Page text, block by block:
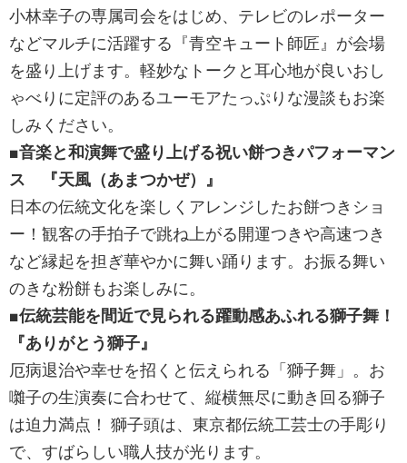
小林幸子の専属司会をはじめ、テレビのレポーター
などマルチに活躍する『青空キュート師匠』が会場
を盛り上げます。軽妙なトークと耳心地が良いおし
ゃべりに定評のあるユーモアたっぷりな漫談もお楽
しみください。
■音楽と和演舞で盛り上げる祝い餅つきパフォーマン
ス 『天風（あまつかぜ）』
日本の伝統文化を楽しくアレンジしたお餅つきショ
ー！観客の手拍子で跳ね上がる開運つきや高速つき
など縁起を担ぎ華やかに舞い踊ります。お振る舞い
のきな粉餅もお楽しみに。
■伝統芸能を間近で見られる躍動感あふれる獅子舞！
『ありがとう獅子』
厄病退治や幸せを招くと伝えられる「獅子舞」。お
囃子の生演奏に合わせて、縦横無尽に動き回る獅子
は迫力満点！ 獅子頭は、東京都伝統工芸士の手彫り
で、すばらしい職人技が光ります。